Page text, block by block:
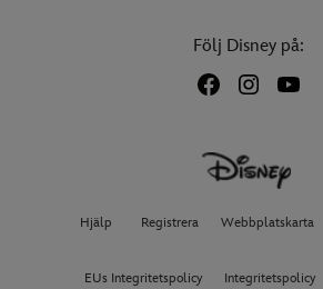
Följ Disney på:
Hjälp Registrera Webbplatskarta
EUs Integritetspolicy Integritetspolicy